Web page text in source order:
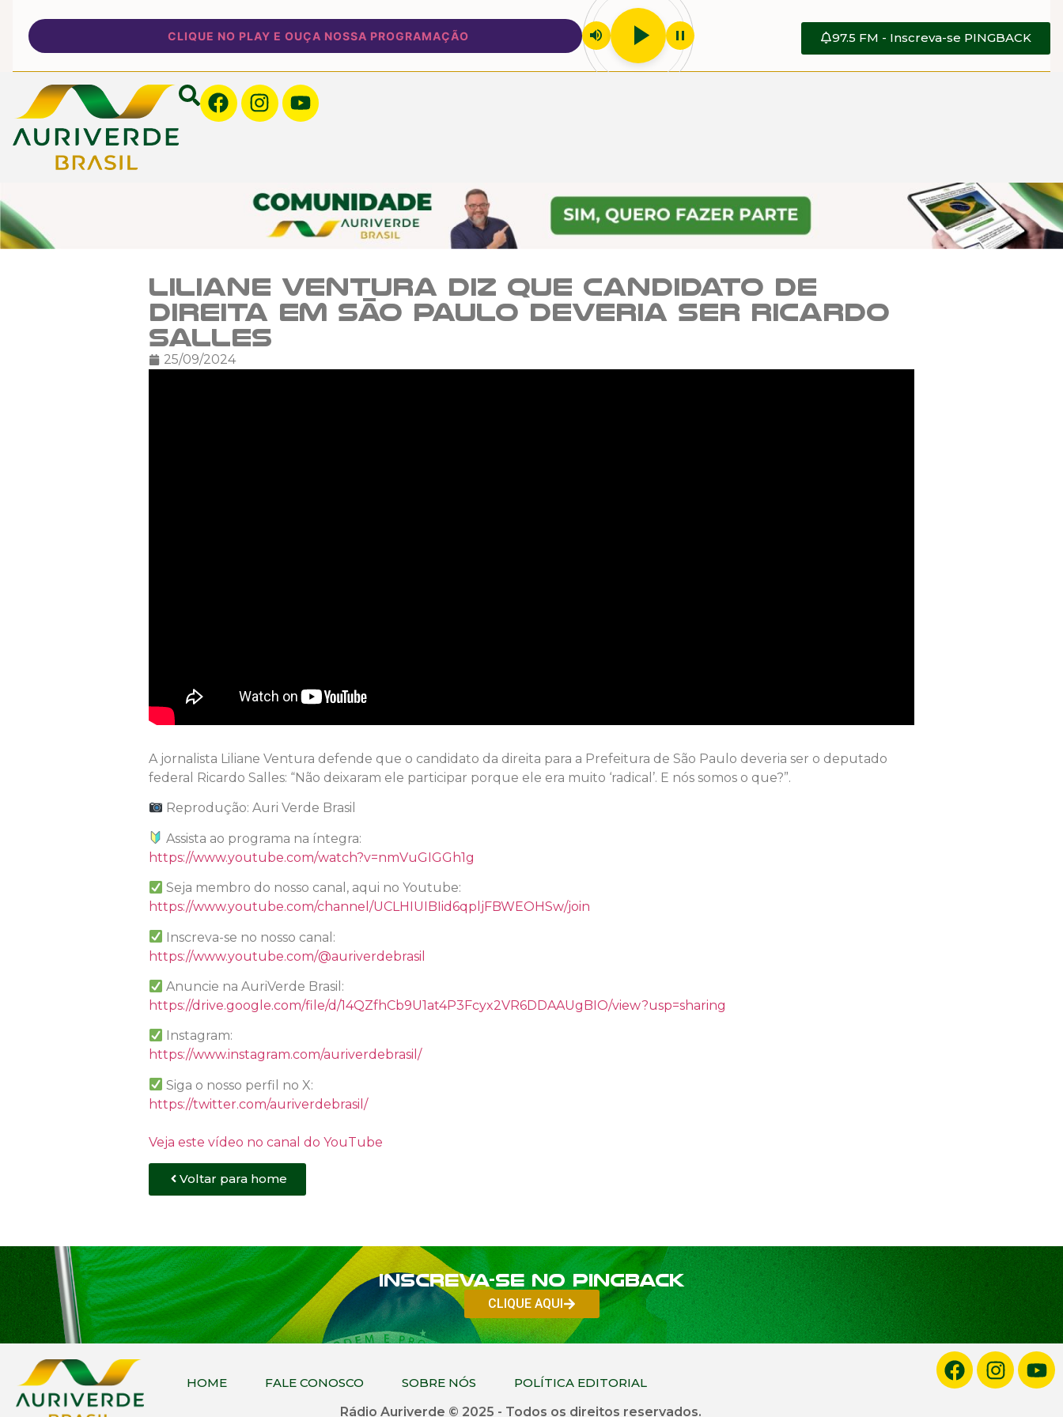
CLIQUE NO PLAY E OUÇA NOSSA PROGRAMAÇÃO volume_up play_arrow pause 97.5 FM - Inscreva-se PINGBACK
Liliane Ventura diz que candidato de
direita em São Paulo deveria ser Ricardo
Salles
25/09/2024
A jornalista Liliane Ventura defende que o candidato da direita para a Prefeitura de São Paulo deveria ser o deputado
federal Ricardo Salles: “Não deixaram ele participar porque ele era muito ‘radical’. E nós somos o que?”.
Reprodução: Auri Verde Brasil
Assista ao programa na íntegra:
https://www.youtube.com/watch?v=nmVuGIGGh1g
Seja membro do nosso canal, aqui no Youtube:
https://www.youtube.com/channel/UCLHIUIBIid6qpljFBWEOHSw/join
Inscreva-se no nosso canal:
https://www.youtube.com/@auriverdebrasil
Anuncie na AuriVerde Brasil:
https://drive.google.com/file/d/14QZfhCb9U1at4P3Fcyx2VR6DDAAUgBIO/view?usp=sharing
Instagram:
https://www.instagram.com/auriverdebrasil/
Siga o nosso perfil no X:
https://twitter.com/auriverdebrasil/
Veja este vídeo no canal do YouTube
Voltar para home
Inscreva-se no PINGBACK
CLIQUE AQUI
HOME FALE CONOSCO SOBRE NÓS
POLÍTICA EDITORIAL
Rádio Auriverde © 2025 - Todos os direitos reservados.